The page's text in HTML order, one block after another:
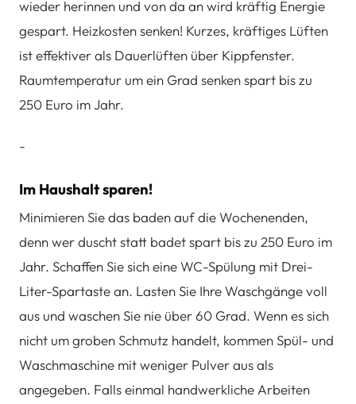
wieder herinnen und von da an wird kräftig Energie
gespart. Heizkosten senken! Kurzes, kräftiges Lüften
ist effektiver als Dauerlüften über Kippfenster.
Raumtemperatur um ein Grad senken spart bis zu
250 Euro im Jahr.
-
Im Haushalt sparen!
Minimieren Sie das baden auf die Wochenenden,
denn wer duscht statt badet spart bis zu 250 Euro im
Jahr. Schaffen Sie sich eine WC-Spülung mit Drei-
Liter-Spartaste an. Lasten Sie Ihre Waschgänge voll
aus und waschen Sie nie über 60 Grad. Wenn es sich
nicht um groben Schmutz handelt, kommen Spül- und
Waschmaschine mit weniger Pulver aus als
angegeben. Falls einmal handwerkliche Arbeiten